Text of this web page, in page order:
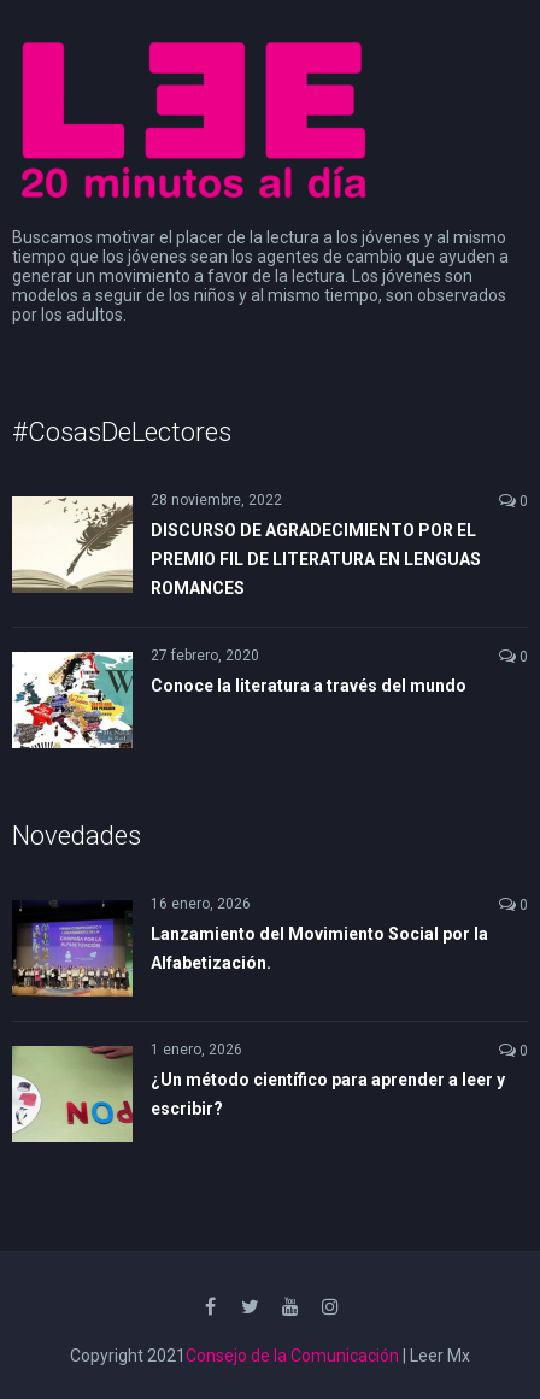
Buscamos motivar el placer de la lectura a los jóvenes y al mismo
tiempo que los jóvenes sean los agentes de cambio que ayuden a
generar un movimiento a favor de la lectura. Los jóvenes son
modelos a seguir de los niños y al mismo tiempo, son observados
por los adultos.
#CosasDeLectores
28 noviembre, 2022 0
DISCURSO DE AGRADECIMIENTO POR EL
PREMIO FIL DE LITERATURA EN LENGUAS
ROMANCES
27 febrero, 2020 0
Conoce la literatura a través del mundo
Novedades
16 enero, 2026 0
Lanzamiento del Movimiento Social por la
Alfabetización.
1 enero, 2026 0
¿Un método científico para aprender a leer y
escribir?
Copyright 2021 Consejo de la Comunicación | Leer Mx